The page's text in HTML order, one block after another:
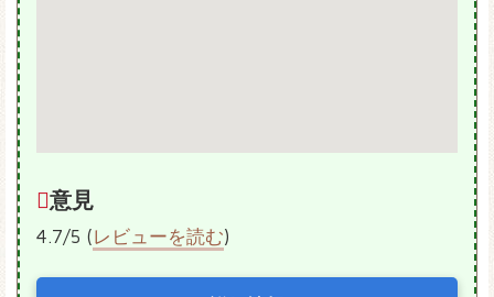
意見
4.7/5 (レビューを読む)